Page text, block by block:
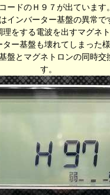
ードのＨ９７が出ています。
インバーター基盤の異常で
理をする電波を出すマグネ
ター基盤も壊れてしまった様
盤とマグネトロンの同時交
す。